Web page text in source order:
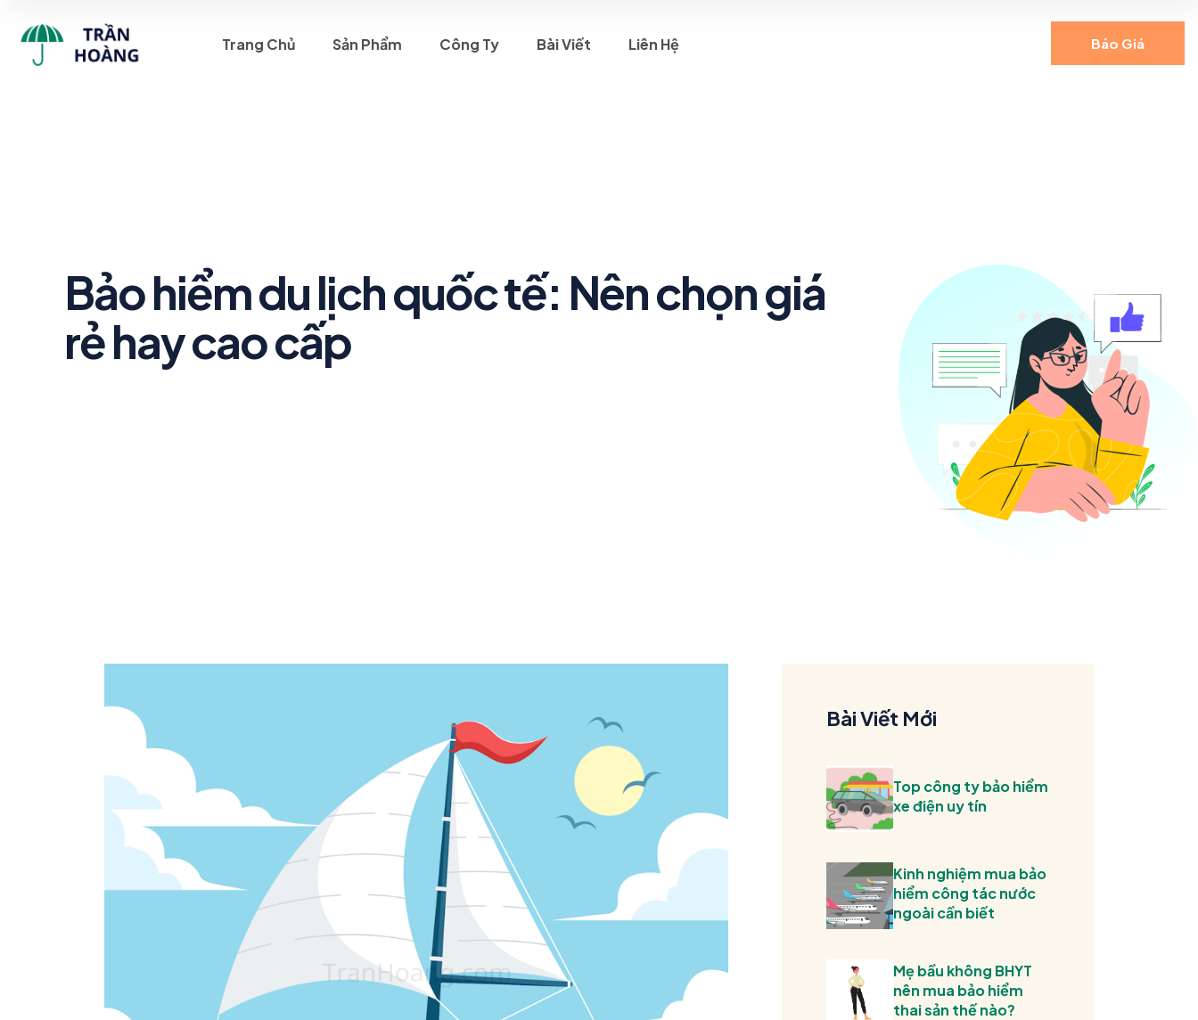
Trang Chủ Sản Phẩm Công Ty Bài Viết Liên Hệ Báo Giá
Bảo hiểm du lịch quốc tế: Nên chọn giá
rẻ hay cao cấp
Bài Viết Mới
Top công ty bảo hiểm
xe điện uy tín
Kinh nghiệm mua bảo
hiểm công tác nước
ngoài cần biết
Mẹ bầu không BHYT
nên mua bảo hiểm
thai sản thế nào?